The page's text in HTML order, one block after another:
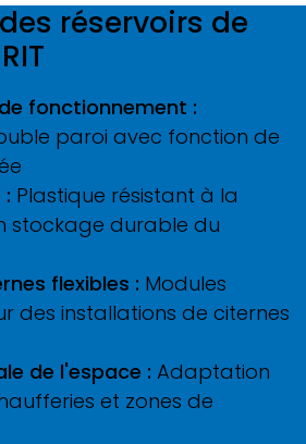
réservoirs de
fonctionnement :
paroi avec fonction de
Plastique résistant à la
stockage durable du
flexibles : Modules
des installations de citernes
de l'espace : Adaptation
et zones de